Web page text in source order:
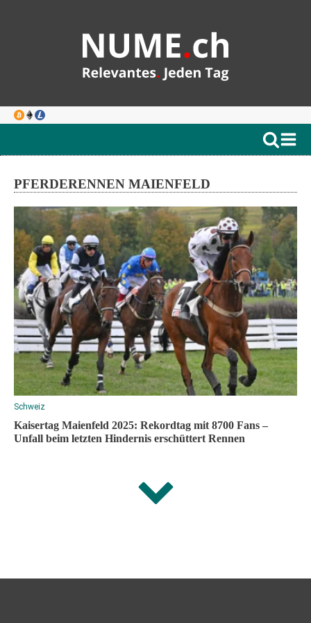
PFERDERENNEN MAIENFELD
Schweiz
Kaisertag Maienfeld 2025: Rekordtag mit 8700 Fans –
Unfall beim letzten Hindernis erschüttert Rennen